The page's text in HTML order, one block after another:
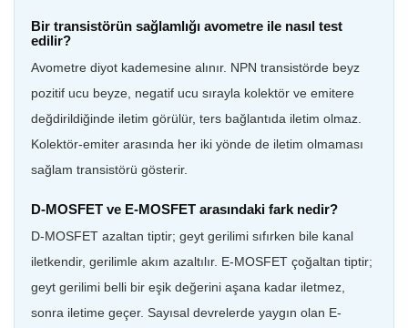
Bir transistörün sağlamlığı avometre ile nasıl test
edilir?
Avometre diyot kademesine alınır. NPN transistörde beyz
pozitif ucu beyze, negatif ucu sırayla kolektör ve emitere
değdirildiğinde iletim görülür, ters bağlantıda iletim olmaz.
Kolektör-emiter arasında her iki yönde de iletim olmaması
sağlam transistörü gösterir.
D-MOSFET ve E-MOSFET arasındaki fark nedir?
D-MOSFET azaltan tiptir; geyt gerilimi sıfırken bile kanal
iletkendir, gerilimle akım azaltılır. E-MOSFET çoğaltan tiptir;
geyt gerilimi belli bir eşik değerini aşana kadar iletmez,
sonra iletime geçer. Sayısal devrelerde yaygın olan E-